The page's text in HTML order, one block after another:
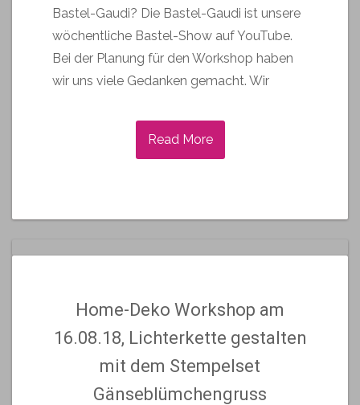
Bastel-Gaudi? Die Bastel-Gaudi ist unsere
wöchentliche Bastel-Show auf YouTube.
Bei der Planung für den Workshop haben
wir uns viele Gedanken gemacht. Wir
Read More
Home-Deko Workshop am
16.08.18, Lichterkette gestalten
mit dem Stempelset
Gänseblümchengruss